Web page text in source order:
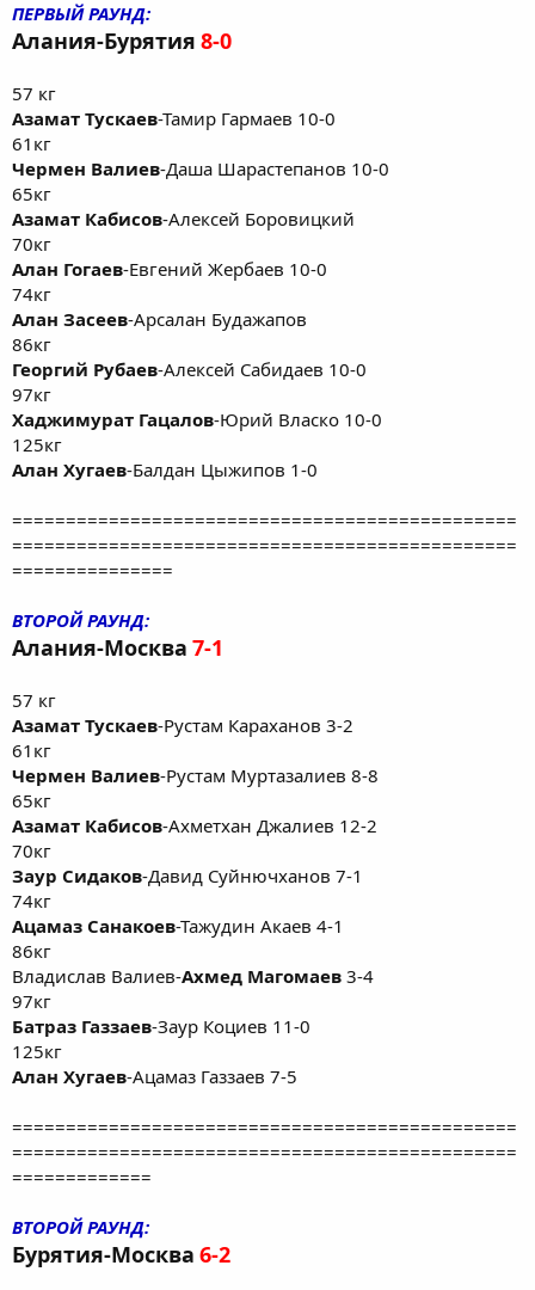
ПЕРВЫЙ РАУНД:
Алания-Бурятия 8-0
57 кг
Азамат Тускаев-Тамир Гармаев 10-0
61кг
Чермен Валиев-Даша Шарастепанов 10-0
65кг
Азамат Кабисов-Алексей Боровицкий
70кг
Алан Гогаев-Евгений Жербаев 10-0
74кг
Алан Засеев-Арсалан Будажапов
86кг
Георгий Рубаев-Алексей Сабидаев 10-0
97кг
Хаджимурат Гацалов-Юрий Власко 10-0
125кг
Алан Хугаев-Балдан Цыжипов 1-0
===============================================
===============================================
===============
ВТОРОЙ РАУНД:
Алания-Москва 7-1
57 кг
Азамат Тускаев-Рустам Караханов 3-2
61кг
Чермен Валиев-Рустам Муртазалиев 8-8
65кг
Азамат Кабисов-Ахметхан Джалиев 12-2
70кг
Заур Сидаков-Давид Суйнючханов 7-1
74кг
Ацамаз Санакоев-Тажудин Акаев 4-1
86кг
Владислав Валиев-Ахмед Магомаев 3-4
97кг
Батраз Газзаев-Заур Коциев 11-0
125кг
Алан Хугаев-Ацамаз Газзаев 7-5
===============================================
===============================================
=============
ВТОРОЙ РАУНД:
Бурятия-Москва 6-2